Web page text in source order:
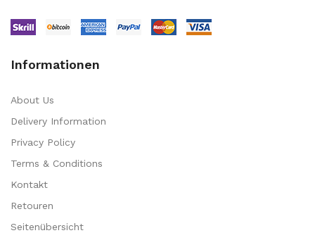
Informationen
About Us
Delivery Information
Privacy Policy
Terms & Conditions
Kontakt
Retouren
Seitenübersicht